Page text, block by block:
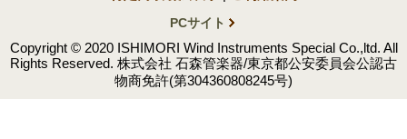
PCサイト
Copyright © 2020 ISHIMORI Wind Instruments Special Co.,ltd. All
Rights Reserved. 株式会社 石森管楽器/東京都公安委員会公認古
物商免許(第304360808245号)